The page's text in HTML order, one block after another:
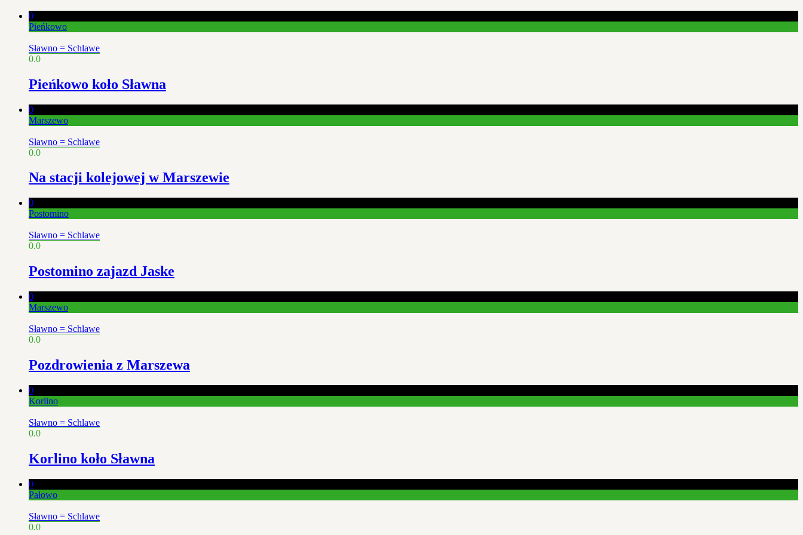
0
Pieńkowo
Sławno = Schlawe
0.0
Pieńkowo koło Sławna
0
Marszewo
Sławno = Schlawe
0.0
Na stacji kolejowej w Marszewie
0
Postomino
Sławno = Schlawe
0.0
Postomino zajazd Jaske
0
Marszewo
Sławno = Schlawe
0.0
Pozdrowienia z Marszewa
0
Korlino
Sławno = Schlawe
0.0
Korlino koło Sławna
0
Pałowo
Sławno = Schlawe
0.0